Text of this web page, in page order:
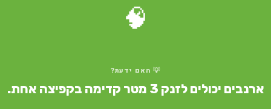
🧠
💡 האם ידעת?
ארנבים יכולים לזנק 3 מטר קדימה בקפיצה אחת.